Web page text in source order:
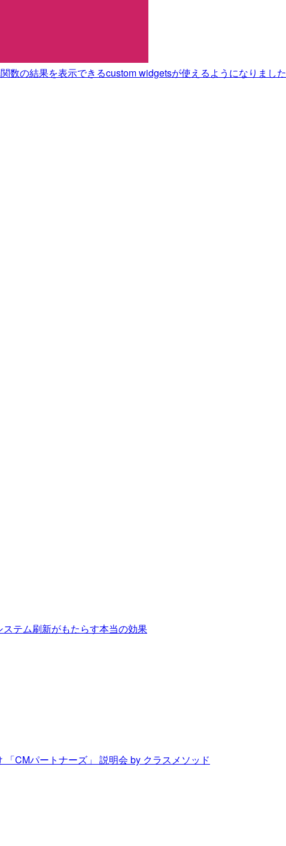
数の結果を表示できるcustom widgetsが使えるようになりました
ステム刷新がもたらす本当の効果
「CMパートナーズ」 説明会 by クラスメソッド